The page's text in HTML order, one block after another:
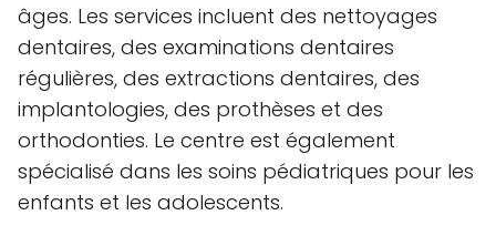
âges. Les services incluent des nettoyages
dentaires, des examinations dentaires
régulières, des extractions dentaires, des
implantologies, des prothèses et des
orthodonties. Le centre est également
spécialisé dans les soins pédiatriques pour les
enfants et les adolescents.